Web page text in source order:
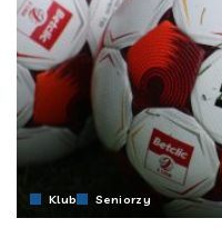
Klub Seniorzy